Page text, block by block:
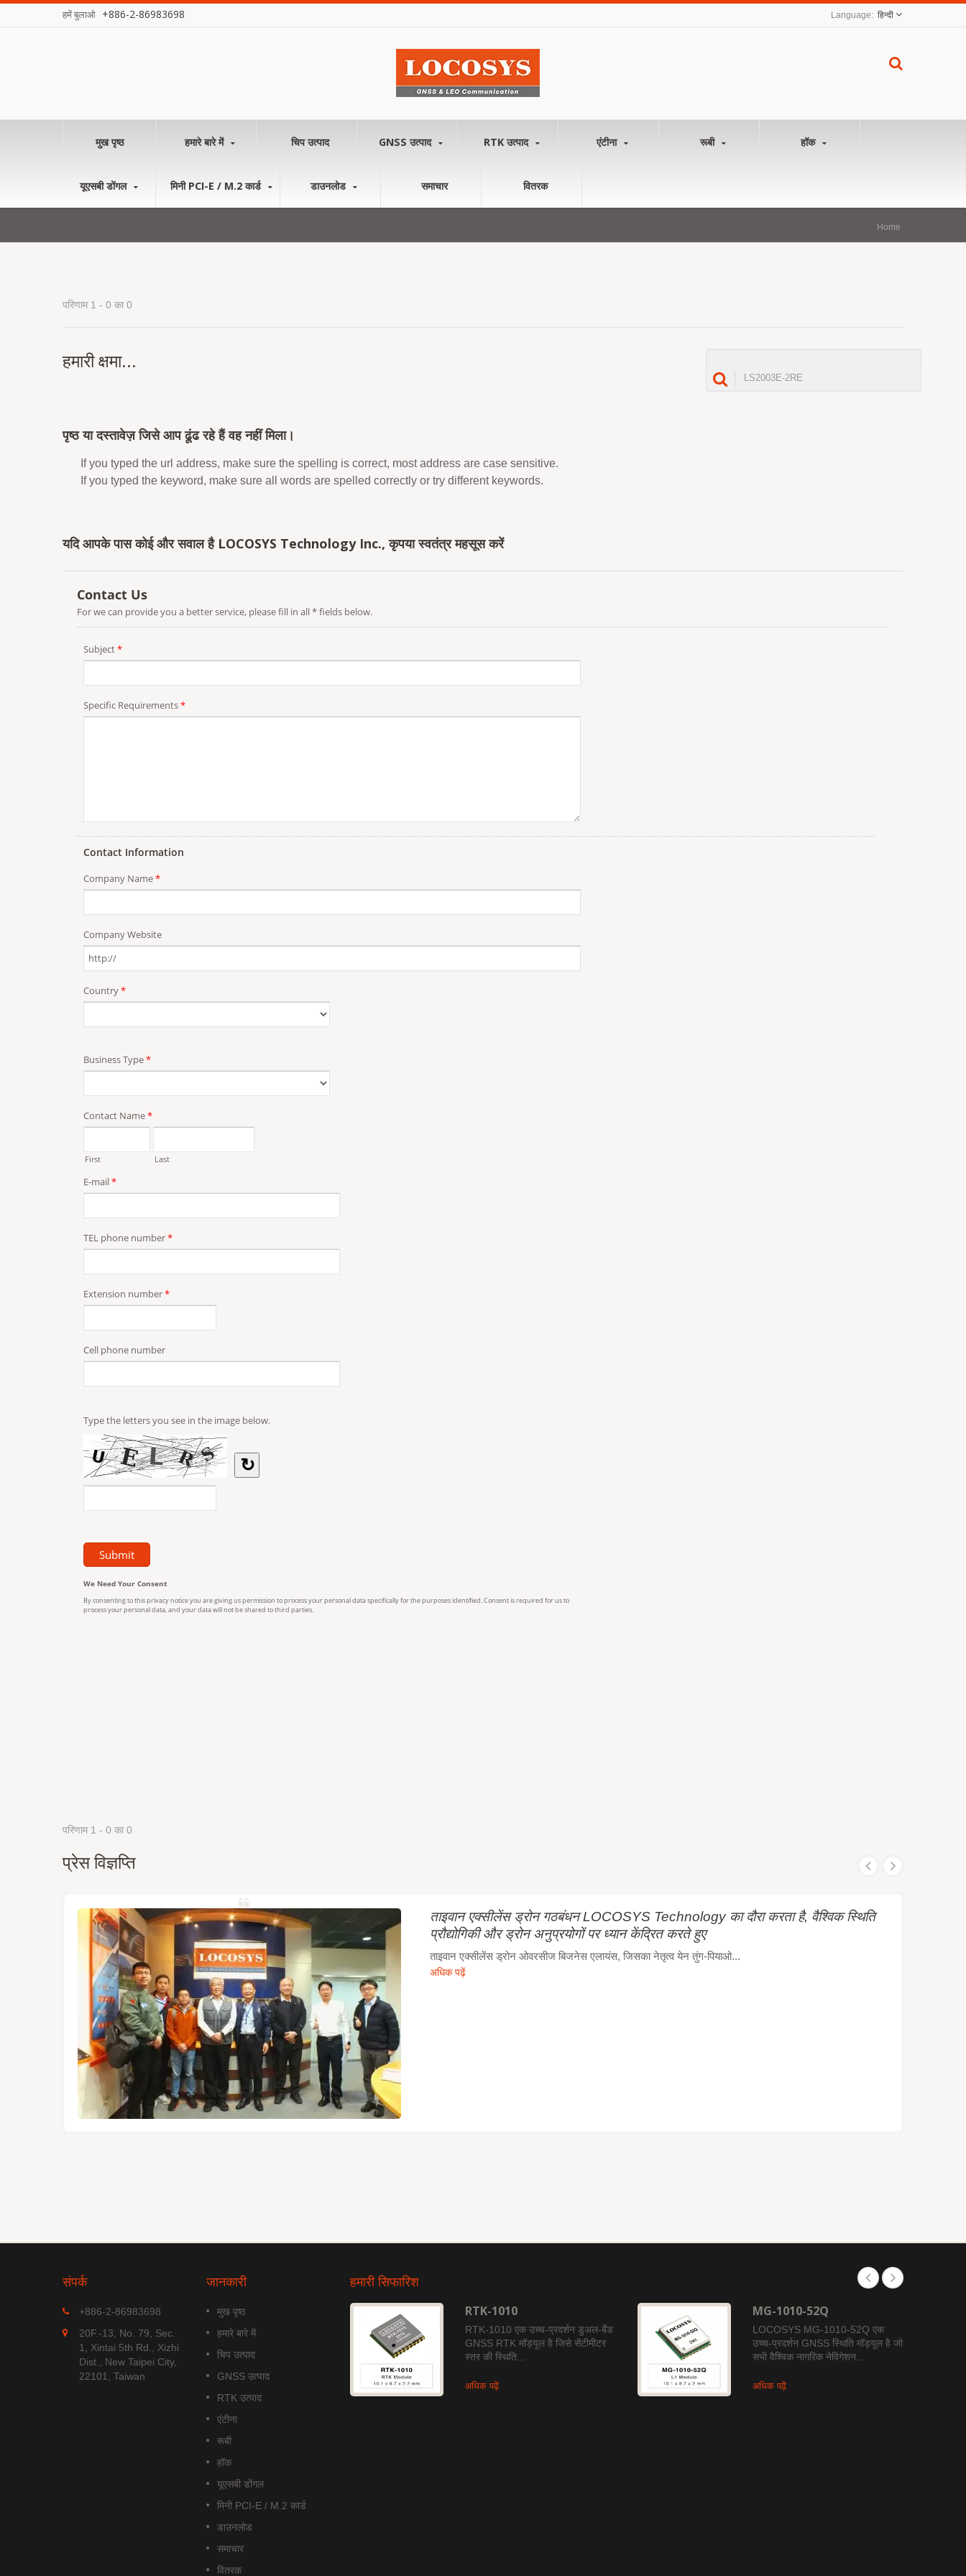
हमें बुलाओ +886-2-86983698 हिन्दी
मुख पृष्ठ हमारे बारे में चिप उत्पाद GNSS उत्पाद RTK उत्पाद एंटीना रूबी हॉक
यूएसबी डोंगल मिनी PCI-E / M.2 कार्ड डाउनलोड समाचार वितरक
Home
परिणाम 1 - 0 का 0
हमारी क्षमा...
पृष्ठ या दस्तावेज़ जिसे आप ढूंढ रहे हैं वह नहीं मिला।
If you typed the url address, make sure the spelling is correct, most address are case sensitive.
If you typed the keyword, make sure all words are spelled correctly or try different keywords.
यदि आपके पास कोई और सवाल है LOCOSYS Technology Inc., कृपया स्वतंत्र महसूस करें
परिणाम 1 - 0 का 0
प्रेस विज्ञप्ति
ताइवान एक्सीलेंस ड्रोन गठबंधन LOCOSYS Technology का दौरा करता है, वैश्विक स्थिति
प्रौद्योगिकी और ड्रोन अनुप्रयोगों पर ध्यान केंद्रित करते हुए
ताइवान एक्सीलेंस ड्रोन ओवरसीज बिजनेस एलायंस, जिसका नेतृत्व येन तुंग-पियाओ...
अधिक पढ़ें
संपर्क
+886-2-86983698
20F.-13, No. 79, Sec.
1, Xintai 5th Rd., Xizhi
Dist., New Taipei City,
22101, Taiwan
जानकारी
मुख पृष्ठ
हमारे बारे में
चिप उत्पाद
GNSS उत्पाद
RTK उत्पाद
एंटीना
रूबी
हॉक
यूएसबी डोंगल
मिनी PCI-E / M.2 कार्ड
डाउनलोड
समाचार
वितरक
हमारी सिफारिश
MGS-1513-52Q
MGS-1513-52Q एक पूर्ण स्टैंडअलोन
मल्टी-फ्रीक्वेंसी GNSS स्मार्ट एंटीना
मॉड्यूल है,...
RTK-1010
RTK-1010 एक उच्च-प्रदर्शन डुअल-बैंड
GNSS RTK मॉड्यूल है जिसे सेंटीमीटर
स्तर की स्थिति...
अधिक पढ़ें
MG-1010-52Q
LOCOSYS MG-1010-52Q एक
उच्च-प्रदर्शन GNSS स्थिति मॉड्यूल है जो
सभी वैश्विक नागरिक नेविगेशन...
अधिक पढ़ें